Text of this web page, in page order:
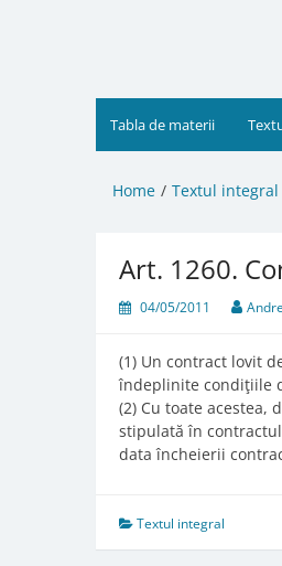
Tabla de materii
Home Textul integral
Art. 1260.
04/05/2011
(1) Un contract lovit
îndeplinite condiţiile
(2) Cu toate acestea,
stipulată în
data încheierii
Textul integral